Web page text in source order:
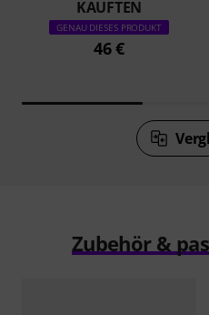
KAUFTEN
GENAU DIESES PRODUKT
46 €
Zubehör &